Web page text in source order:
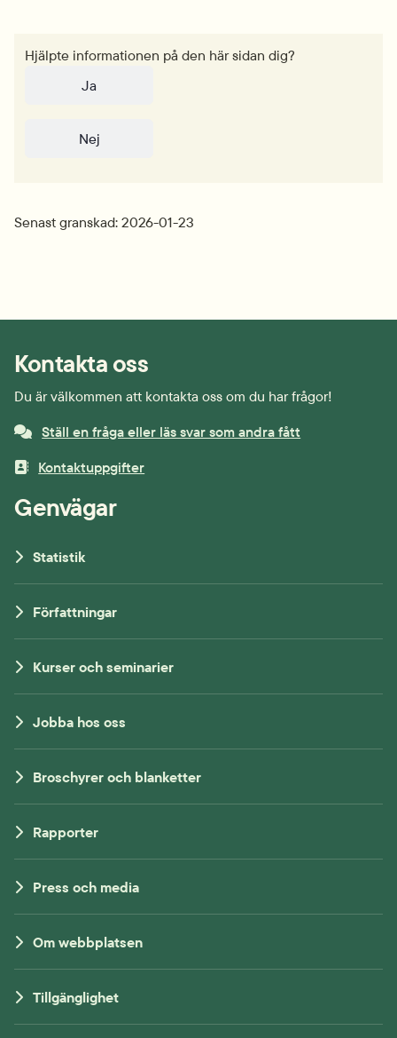
Hjälpte informationen på den här sidan dig?
Ja
Nej
Senast granskad: 2026-01-23
Kontakta oss
Du är välkommen att kontakta oss om du har frågor!
Ställ en fråga eller läs svar som andra fått
Kontaktuppgifter
Genvägar
Statistik
Författningar
Kurser och seminarier
Jobba hos oss
Broschyrer och blanketter
Rapporter
Press och media
Om webbplatsen
Tillgänglighet